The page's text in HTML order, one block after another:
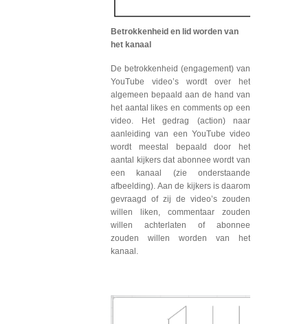
Betrokkenheid en lid worden van
het kanaal
De betrokkenheid (engagement) van
YouTube video’s wordt over het
algemeen bepaald aan de hand van
het aantal likes en comments op een
video. Het gedrag (action) naar
aanleiding van een YouTube video
wordt meestal bepaald door het
aantal kijkers dat abonnee wordt van
een kanaal (zie onderstaande
afbeelding). Aan de kijkers is daarom
gevraagd of zij de video’s zouden
willen liken, commentaar zouden
willen achterlaten of abonnee
zouden willen worden van het
kanaal.